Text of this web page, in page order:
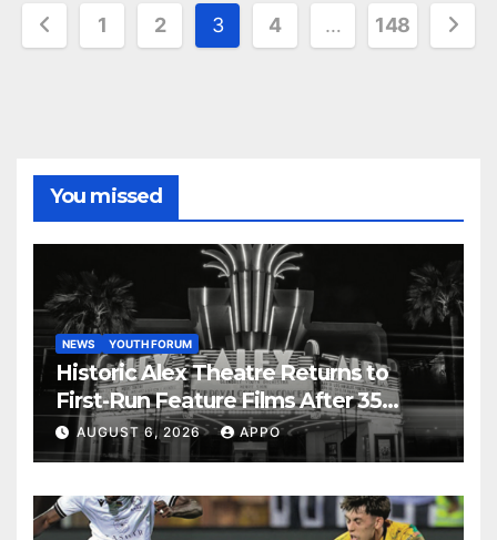
Posts
pagination
1 2 3 4 … 148
You missed
NEWS YOUTH FORUM
Historic Alex Theatre Returns to
First-Run Feature Films After 35
Years
AUGUST 6, 2026 APPO